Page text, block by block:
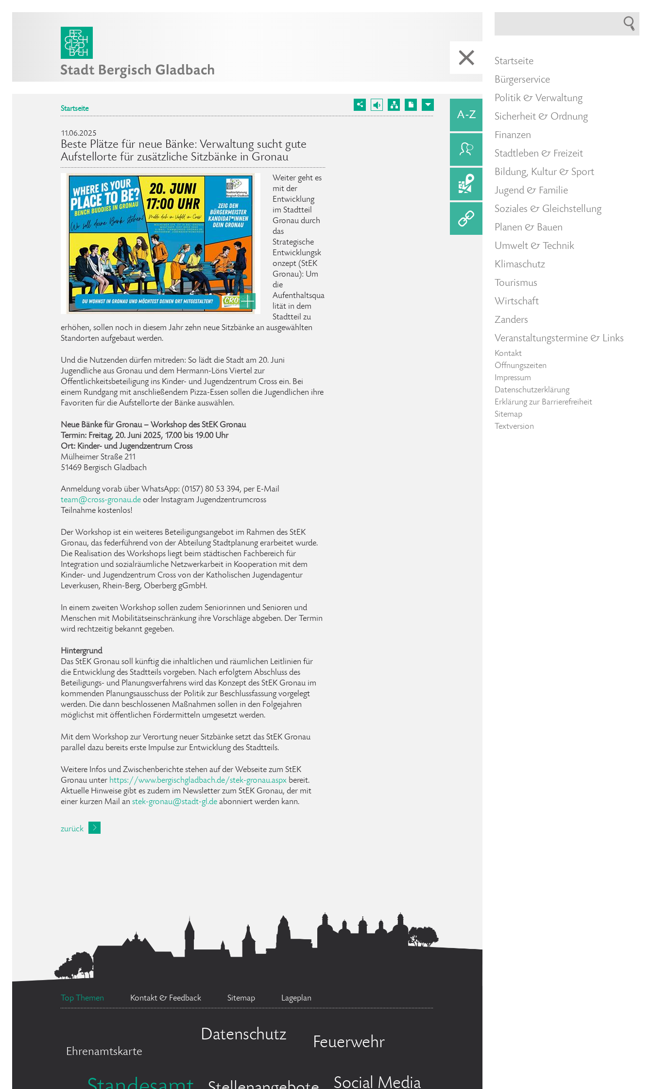
Startseite
11.06.2025
Beste Plätze für neue Bänke: Verwaltung sucht gute
Aufstellorte für zusätzliche Sitzbänke in Gronau
Weiter geht es
mit der
Entwicklung
im Stadtteil
Gronau durch
das
Strategische
Entwicklungsk
onzept (StEK
Gronau): Um
die
Aufenthaltsqua
lität in dem
Stadtteil zu
erhöhen, sollen noch in diesem Jahr zehn neue Sitzbänke an ausgewählten
Standorten aufgebaut werden.
Und die Nutzenden dürfen mitreden: So lädt die Stadt am 20. Juni
Jugendliche aus Gronau und dem Hermann-Löns Viertel zur
Öffentlichkeitsbeteiligung ins Kinder- und Jugendzentrum Cross ein. Bei
einem Rundgang mit anschließendem Pizza-Essen sollen die Jugendlichen ihre
Favoriten für die Aufstellorte der Bänke auswählen.
Neue Bänke für Gronau – Workshop des StEK Gronau
Termin: Freitag, 20. Juni 2025, 17.00 bis 19.00 Uhr
Ort: Kinder- und Jugendzentrum Cross
Mülheimer Straße 211
51469 Bergisch Gladbach
Anmeldung vorab über WhatsApp: (0157) 80 53 394, per E-Mail
team@cross-gronau.de oder Instagram Jugendzentrumcross
Teilnahme kostenlos!
Der Workshop ist ein weiteres Beteiligungsangebot im Rahmen des StEK
Gronau, das federführend von der Abteilung Stadtplanung erarbeitet wurde.
Die Realisation des Workshops liegt beim städtischen Fachbereich für
Integration und sozialräumliche Netzwerkarbeit in Kooperation mit dem
Kinder- und Jugendzentrum Cross von der Katholischen Jugendagentur
Leverkusen, Rhein-Berg, Oberberg gGmbH.
In einem zweiten Workshop sollen zudem Seniorinnen und Senioren und
Menschen mit Mobilitätseinschränkung ihre Vorschläge abgeben. Der Termin
wird rechtzeitig bekannt gegeben.
Hintergrund
Das StEK Gronau soll künftig die inhaltlichen und räumlichen Leitlinien für
die Entwicklung des Stadtteils vorgeben. Nach erfolgtem Abschluss des
Beteiligungs- und Planungsverfahrens wird das Konzept des StEK Gronau im
kommenden Planungsausschuss der Politik zur Beschlussfassung vorgelegt
werden. Die dann beschlossenen Maßnahmen sollen in den Folgejahren
möglichst mit öffentlichen Fördermitteln umgesetzt werden.
Mit dem Workshop zur Verortung neuer Sitzbänke setzt das StEK Gronau
parallel dazu bereits erste Impulse zur Entwicklung des Stadtteils.
Weitere Infos und Zwischenberichte stehen auf der Webseite zum StEK
Gronau unter https://www.bergischgladbach.de/stek-gronau.aspx bereit.
Aktuelle Hinweise gibt es zudem im Newsletter zum StEK Gronau, der mit
einer kurzen Mail an stek-gronau@stadt-gl.de abonniert werden kann.
zurück
Top Themen Kontakt & Feedback Sitemap Lageplan
Ehrenamtskarte
Datenschutz Feuerwehr
Social Media
Startseite
Bürgerservice
Politik & Verwaltung
Sicherheit & Ordnung
Finanzen
Stadtleben & Freizeit
Bildung, Kultur & Sport
Jugend & Familie
Soziales & Gleichstellung
Planen & Bauen
Umwelt & Technik
Klimaschutz
Tourismus
Wirtschaft
Zanders
Veranstaltungstermine & Links
Kontakt
Öffnungszeiten
Impressum
Datenschutzerklärung
Erklärung zur Barrierefreiheit
Sitemap
Textversion